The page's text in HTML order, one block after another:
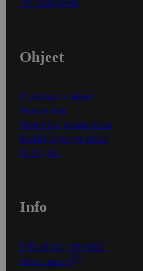
Asiakaspalvelu
Ohjeet
Ensitilaajan ohjeet
Näin maksat
Näin tilaat ja muokkaat
Kaikki ohjeet ja vinkit
In English
Info
S-Business yrityksille
Oiva-raportit